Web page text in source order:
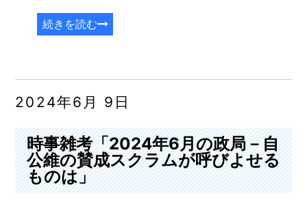
続きを読む
2024年6月 9日
時事雑考「2024年6月の政局－自
公維の賛成スクラムが呼びよせる
ものは」